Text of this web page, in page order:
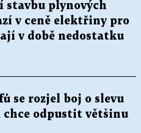
stavbu plynových
v ceně elektřiny pro
v době nedostatku
se rozjel boj o slevu
odpustit většinu